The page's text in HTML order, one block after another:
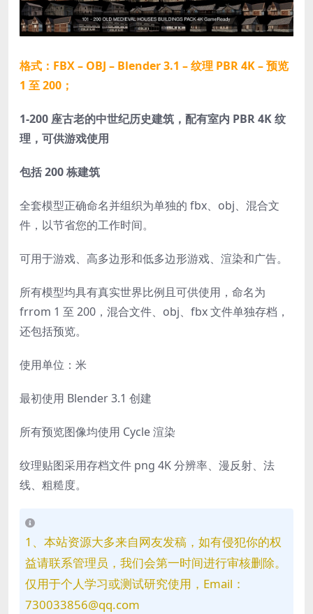
格式： FBX – OBJ – Blender 3.1 – 纹理 PBR 4K – 预览
1 至 200；
1-200 座古老的中世纪历史建筑，配有室内 PBR 4K 纹
理，可供游戏使用
包括 200 栋建筑
全套模型正确命名并组织为单独的 fbx、obj、混合文
件，以节省您的工作时间。
可用于游戏、高多边形和低多边形游戏、渲染和广告。
所有模型均具有真实世界比例且可供使用，命名为
frrom 1 至 200，混合文件、obj、fbx 文件单独存档，
还包括预览。
使用单位：米
最初使用 Blender 3.1 创建
所有预览图像均使用 Cycle 渲染
纹理贴图采用存档文件 png 4K 分辨率、漫反射、法
线、粗糙度。
1、本站资源大多来自网友发稿，如有侵犯你的权
益请联系管理员，我们会第一时间进行审核删除。
仅用于个人学习或测试研究使用，Email：
730033856@qq.com